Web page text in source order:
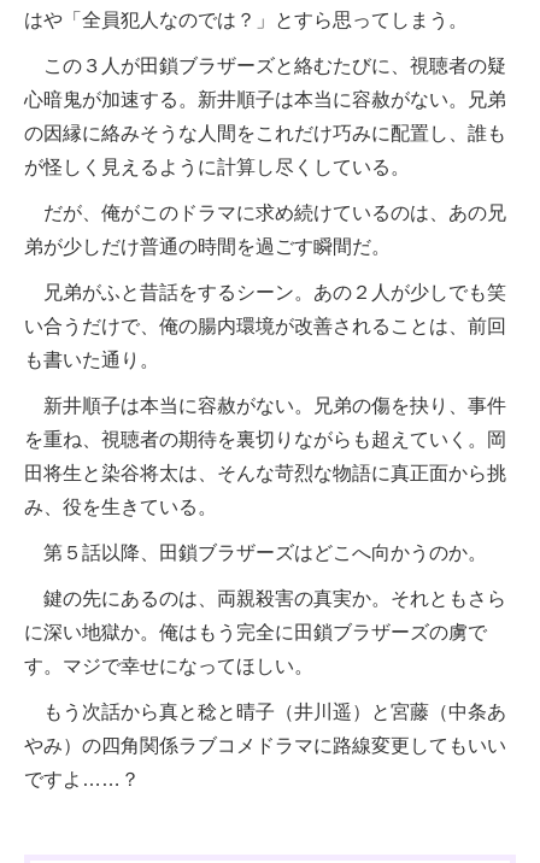
はや「全員犯人なのでは？」とすら思ってしまう。
この３人が田鎖ブラザーズと絡むたびに、視聴者の疑
心暗鬼が加速する。新井順子は本当に容赦がない。兄弟
の因縁に絡みそうな人間をこれだけ巧みに配置し、誰も
が怪しく見えるように計算し尽くしている。
だが、俺がこのドラマに求め続けているのは、あの兄
弟が少しだけ普通の時間を過ごす瞬間だ。
兄弟がふと昔話をするシーン。あの２人が少しでも笑
い合うだけで、俺の腸内環境が改善されることは、前回
も書いた通り。
新井順子は本当に容赦がない。兄弟の傷を抉り、事件
を重ね、視聴者の期待を裏切りながらも超えていく。岡
田将生と染谷将太は、そんな苛烈な物語に真正面から挑
み、役を生きている。
第５話以降、田鎖ブラザーズはどこへ向かうのか。
鍵の先にあるのは、両親殺害の真実か。それともさら
に深い地獄か。俺はもう完全に田鎖ブラザーズの虜で
す。マジで幸せになってほしい。
もう次話から真と稔と晴子（井川遥）と宮藤（中条あ
やみ）の四角関係ラブコメドラマに路線変更してもいい
ですよ……？